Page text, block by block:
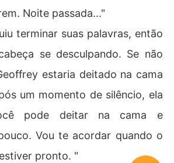
Noite passada..."
terminar suas palavras, então
se desculpando. Se não
estaria deitado na cama
um momento de silêncio, ela
pode deitar na cama e
Vou te acordar quando o
pronto. "